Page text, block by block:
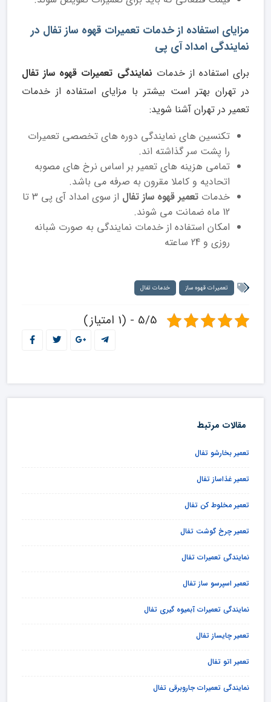
مزایای استفاده از خدمات تعمیرات قهوه ساز تفال در
نمایندگی امداد آی پی
برای استفاده از خدمات نمایندگی تعمیرات قهوه ساز تفال
در تهران بهتر است بیشتر با مزایای استفاده از خدمات
تعمیر در تهران آشنا شوید:
تکنسین های نمایندگی دوره های تخصصی تعمیرات
را پشت سر گذاشته اند.
تمامی هزینه های تعمیر بر اساس نرخ های مصوبه
اتحادیه و کاملا مقرون به صرفه می باشد.
خدمات تعمیر قهوه ساز تفال
از سوی امداد آی پی 3 تا
12 ماه ضمانت می شوند.
امکان استفاده از خدمات نمایندگی به صورت شبانه
روزی و 24 ساعته
تعمیرات قهوه ساز خدمات تفال
5/5 - (1 امتیاز)
مقالات مرتبط
تعمیر بخارشو تفال
تعمیر غذاساز تفال
تعمیر مخلوط کن تفال
تعمیر چرخ گوشت تفال
نمایندگی تعمیرات تفال
تعمیر اسپرسو ساز تفال
نمایندگی تعمیرات آبمیوه گیری تفال
تعمیر چایساز تفال
تعمیر اتو تفال
نمایندگی تعمیرات جاروبرقی تفال